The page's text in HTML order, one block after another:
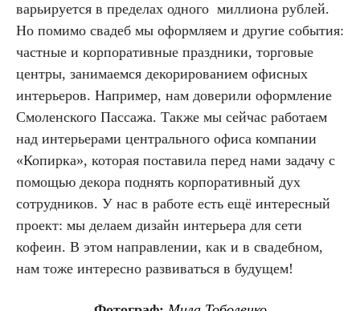
варьируется в пределах одного миллиона рублей.
Но помимо свадеб мы оформляем и другие события:
частные и корпоративные праздники, торговые
центры, занимаемся декорированием офисных
интерьеров. Например, нам доверили оформление
Смоленского Пассажа. Также мы сейчас работаем
над интерьерами центрального офиса компании
«Копирка», которая поставила перед нами задачу с
помощью декора поднять корпоративный дух
сотрудников. У нас в работе есть ещё интересный
проект: мы делаем дизайн интерьера для сети
кофеин. В этом направлении, как и в свадебном,
нам тоже интересно развиваться в будущем!